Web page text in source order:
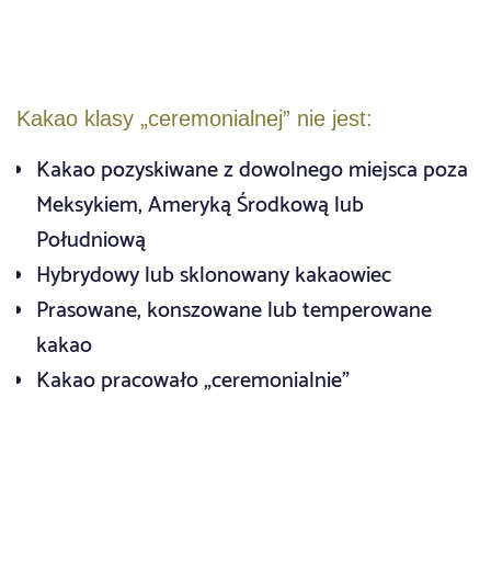
Kakao klasy „ceremonialnej” nie jest:
Kakao pozyskiwane z dowolnego miejsca poza
Meksykiem, Ameryką Środkową lub
Południową
Hybrydowy lub sklonowany kakaowiec
Prasowane, konszowane lub temperowane
kakao
Kakao pracowało „ceremonialnie”